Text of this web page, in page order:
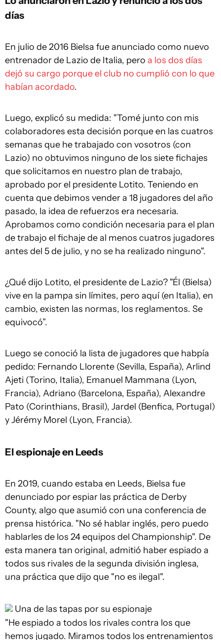
días
En julio de 2016 Bielsa fue anunciado como nuevo
entrenador de Lazio de Italia, pero a los dos días
dejó su cargo porque el club no cumplió con lo que
habían acordado.
Luego, explicó su medida: "Tomé junto con mis
colaboradores esta decisión porque en las cuatros
semanas que he trabajado con vosotros (con
Lazio) no obtuvimos ninguno de los siete fichajes
que solicitamos en nuestro plan de trabajo,
aprobado por el presidente Lotito. Teniendo en
cuenta que debimos vender a 18 jugadores del año
pasado, la idea de refuerzos era necesaria.
Aprobamos como condición necesaria para el plan
de trabajo el fichaje de al menos cuatros jugadores
antes del 5 de julio, y no se ha realizado ninguno".
¿Qué dijo Lotito, el presidente de Lazio? "Él (Bielsa)
vive en la pampa sin límites, pero aquí (en Italia), en
cambio, existen las normas, los reglamentos. Se
equivocó”.
Luego se conoció la lista de jugadores que habpía
pedido: Fernando Llorente (Sevilla, España), Arlind
Ajeti (Torino, Italia), Emanuel Mammana (Lyon,
Francia), Adriano (Barcelona, España), Alexandre
Pato (Corinthians, Brasil), Jardel (Benfica, Portugal)
y Jérémy Morel (Lyon, Francia).
El espionaje en Leeds
En 2019, cuando estaba en Leeds, Bielsa fue
denunciado por espiar las práctica de Derby
County, algo que asumió con una conferencia de
prensa histórica. "No sé hablar inglés, pero puedo
hablarles de los 24 equipos del Championship". De
esta manera tan original, admitió haber espiado a
todos sus rivales de la segunda división inglesa,
una práctica que dijo que "no es ilegal".
Una de las tapas por su espionaje
"He espiado a todos los rivales contra los que
hemos jugado. Miramos todos los entrenamientos